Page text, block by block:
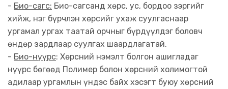
- Био-сагс: Био-сагсанд хөрс, ус, бордоо зэргийг
хийж, нэг бүрчлэн хөрсийг ухаж суулгаснаар
ургамал ургах таатай орчныг бүрдүүлдэг боловч
өндөр зардлаар суулгах шаардлагатай.
- Био-нүүрс: Хөрсний нэмэлт болгон ашигладаг
нүүрс бөгөөд Полимер болон хөрсний холимогтой
адилаар ургамлын үндэс байх хэсэгт буюу хөрсний